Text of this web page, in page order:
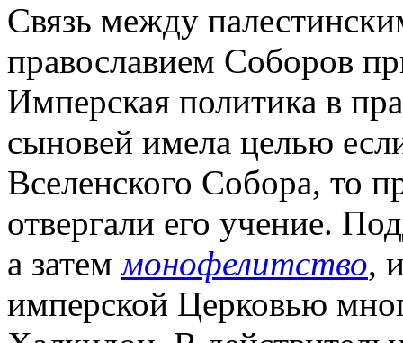
Связь между
православием Соборов
Имперская политика в
сыновей имела целью
Вселенского Собора, то
отвергали его учение.
а затеммонофелитство,
имперской Церковью